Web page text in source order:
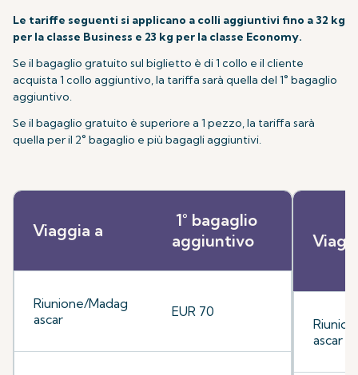
Le tariffe seguenti si applicano a colli aggiuntivi fino a 32 kg
per la classe Business e 23 kg per la classe Economy.
Se il bagaglio gratuito sul biglietto è di 1 collo e il cliente
acquista 1 collo aggiuntivo, la tariffa sarà quella del 1° bagaglio
aggiuntivo.
Se il bagaglio gratuito è superiore a 1 pezzo, la tariffa sarà
quella per il 2° bagaglio e più bagagli aggiuntivi.
Viaggia a
1° bagaglio
aggiuntivo
Riunione/Madag
ascar
EUR 70
ascar